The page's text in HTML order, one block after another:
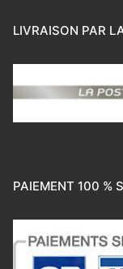
LIVRAISON PAR
PAIEMENT 100 %